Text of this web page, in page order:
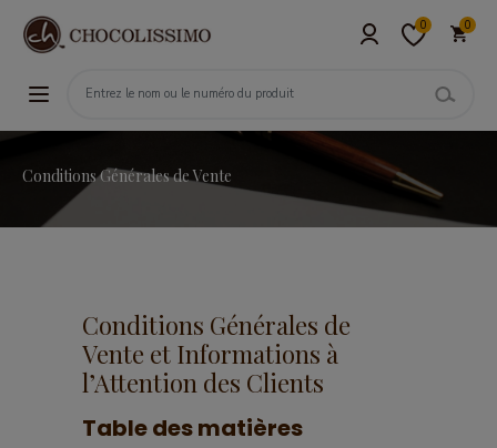
0 0
Conditions Générales de Vente
Conditions Générales de
Vente et Informations à
l’Attention des Clients
Table des matières